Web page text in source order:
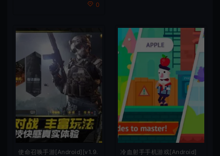
0
使命召唤手游[Android][v1.9.
冷血射手手机游戏[Android]